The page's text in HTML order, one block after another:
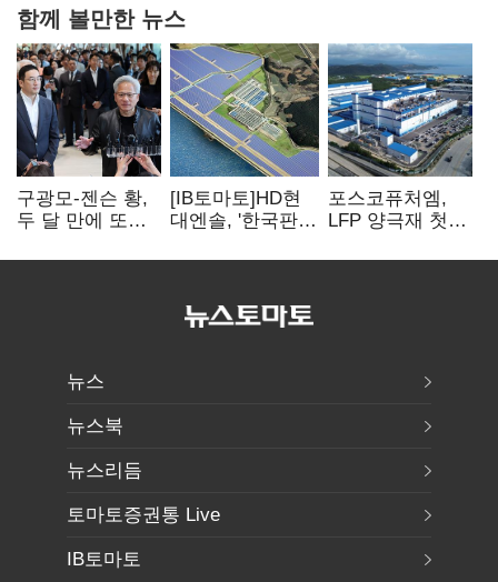
함께 볼만한 뉴스
구광모-젠슨 황,
두 달 만에 또
등 논의
[IB토마토]HD현
대엔솔, '한국판
세액공제 선택이
포스코퓨처엠,
LFP 양극재 첫
ESS 시장 공략
뉴스
뉴스북
뉴스리듬
토마토증권통 Live
IB토마토